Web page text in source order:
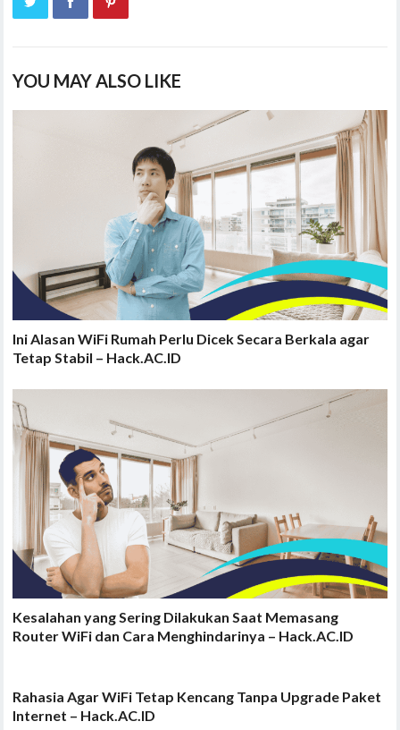
YOU MAY ALSO LIKE
Ini Alasan WiFi Rumah Perlu Dicek Secara Berkala agar
Tetap Stabil – Hack.AC.ID
Kesalahan yang Sering Dilakukan Saat Memasang
Router WiFi dan Cara Menghindarinya – Hack.AC.ID
Rahasia Agar WiFi Tetap Kencang Tanpa Upgrade Paket
Internet – Hack.AC.ID